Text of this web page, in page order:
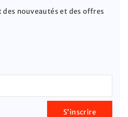
nouveautés et des offres
S’inscrire